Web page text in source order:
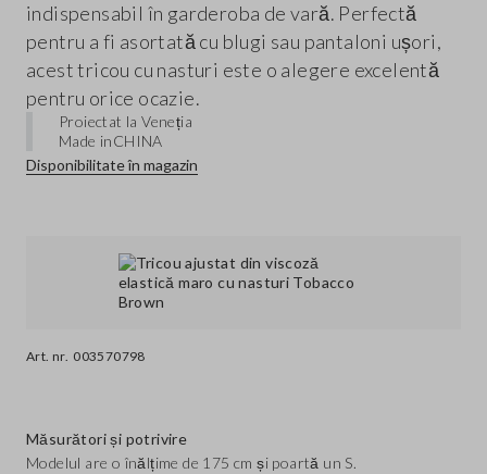
Art. nr. 003570798
indispensabil în garderoba de vară. Perfectă
pentru a fi asortată cu blugi sau pantaloni ușori,
acest tricou cu nasturi este o alegere excelentă
pentru orice ocazie.
Proiectat la Veneția
Made inCHINA
Disponibilitate în magazin
Măsurători și potrivire
Modelul are o înălțime de 175 cm și poartă un S.